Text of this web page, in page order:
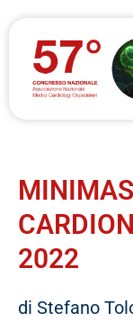
2022
di Stefano